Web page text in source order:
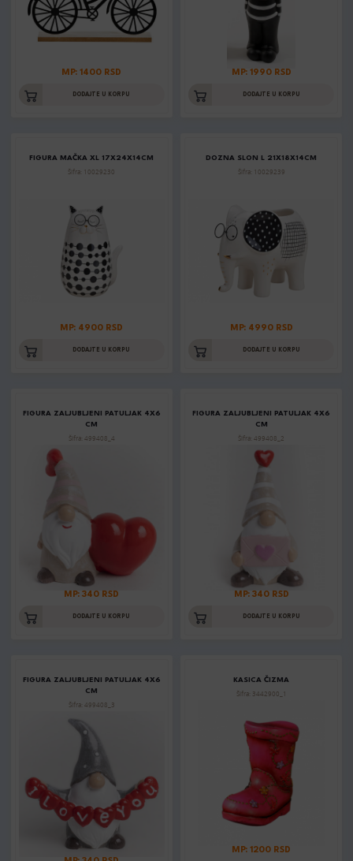
MP: 1400 RSD
DODAJTE U KORPU
MP: 1990 RSD
DODAJTE U KORPU
FIGURA MAČKA XL 17X24X14CM
Šifra: 10029230
MP: 4900 RSD
DODAJTE U KORPU
DOZNA SLON L 21X18X14CM
Šifra: 10029239
MP: 4990 RSD
DODAJTE U KORPU
FIGURA ZALJUBLJENI PATULJAK 4X6
CM
Šifra: 499408_4
MP: 340 RSD
DODAJTE U KORPU
FIGURA ZALJUBLJENI PATULJAK 4X6
CM
Šifra: 499408_2
MP: 340 RSD
DODAJTE U KORPU
FIGURA ZALJUBLJENI PATULJAK 4X6
CM
Šifra: 499408_3
KASICA ČIZMA
Šifra: 3442900_1
MP: 1200 RSD